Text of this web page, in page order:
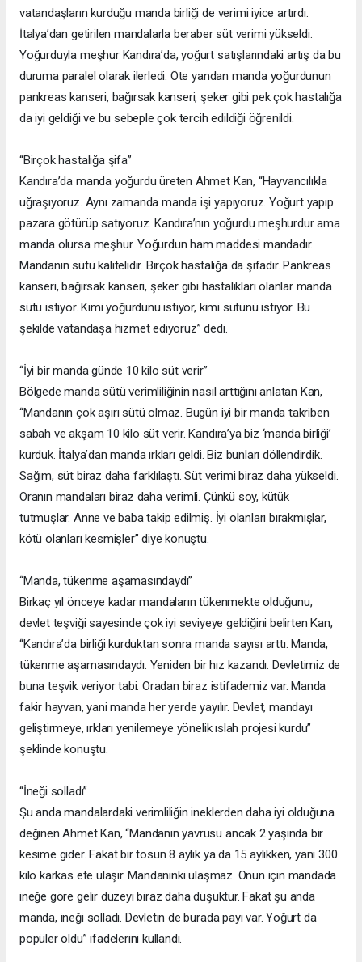
vatandaşların kurduğu manda birliği de verimi iyice artırdı.
İtalya’dan getirilen mandalarla beraber süt verimi yükseldi.
Yoğurduyla meşhur Kandıra’da, yoğurt satışlarındaki artış da bu
duruma paralel olarak ilerledi. Öte yandan manda yoğurdunun
pankreas kanseri, bağırsak kanseri, şeker gibi pek çok hastalığa
da iyi geldiği ve bu sebeple çok tercih edildiği öğrenildi.
“Birçok hastalığa şifa”
Kandıra’da manda yoğurdu üreten Ahmet Kan, “Hayvancılıkla
uğraşıyoruz. Aynı zamanda manda işi yapıyoruz. Yoğurt yapıp
pazara götürüp satıyoruz. Kandıra’nın yoğurdu meşhurdur ama
manda olursa meşhur. Yoğurdun ham maddesi mandadır.
Mandanın sütü kalitelidir. Birçok hastalığa da şifadır. Pankreas
kanseri, bağırsak kanseri, şeker gibi hastalıkları olanlar manda
sütü istiyor. Kimi yoğurdunu istiyor, kimi sütünü istiyor. Bu
şekilde vatandaşa hizmet ediyoruz” dedi.
“İyi bir manda günde 10 kilo süt verir”
Bölgede manda sütü verimliliğinin nasıl arttığını anlatan Kan,
“Mandanın çok aşırı sütü olmaz. Bugün iyi bir manda takriben
sabah ve akşam 10 kilo süt verir. Kandıra’ya biz ‘manda birliği’
kurduk. İtalya’dan manda ırkları geldi. Biz bunları döllendirdik.
Sağım, süt biraz daha farklılaştı. Süt verimi biraz daha yükseldi.
Oranın mandaları biraz daha verimli. Çünkü soy, kütük
tutmuşlar. Anne ve baba takip edilmiş. İyi olanları bırakmışlar,
kötü olanları kesmişler” diye konuştu.
“Manda, tükenme aşamasındaydı”
Birkaç yıl önceye kadar mandaların tükenmekte olduğunu,
devlet teşviği sayesinde çok iyi seviyeye geldiğini belirten Kan,
“Kandıra’da birliği kurduktan sonra manda sayısı arttı. Manda,
tükenme aşamasındaydı. Yeniden bir hız kazandı. Devletimiz de
buna teşvik veriyor tabi. Oradan biraz istifademiz var. Manda
fakir hayvan, yani manda her yerde yayılır. Devlet, mandayı
geliştirmeye, ırkları yenilemeye yönelik ıslah projesi kurdu”
şeklinde konuştu.
“İneği solladı”
Şu anda mandalardaki verimliliğin ineklerden daha iyi olduğuna
değinen Ahmet Kan, “Mandanın yavrusu ancak 2 yaşında bir
kesime gider. Fakat bir tosun 8 aylık ya da 15 aylıkken, yani 300
kilo karkas ete ulaşır. Mandanınki ulaşmaz. Onun için mandada
ineğe göre gelir düzeyi biraz daha düşüktür. Fakat şu anda
manda, ineği solladı. Devletin de burada payı var. Yoğurt da
popüler oldu” ifadelerini kullandı.